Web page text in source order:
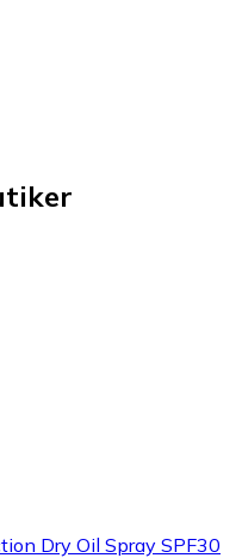
Dry Oil Spray SPF30